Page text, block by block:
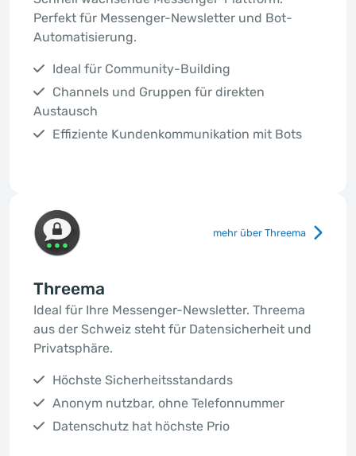
Perfekt für Messenger-Newsletter und Bot-
Automatisierung.
Ideal für Community-Building
Channels und Gruppen für direkten
Austausch
Effiziente Kundenkommunikation mit Bots
mehr über Threema
Threema
Ideal für Ihre Messenger-Newsletter. Threema
aus der Schweiz steht für Datensicherheit und
Privatsphäre.
Höchste Sicherheitsstandards
Anonym nutzbar, ohne Telefonnummer
Datenschutz hat höchste Prio